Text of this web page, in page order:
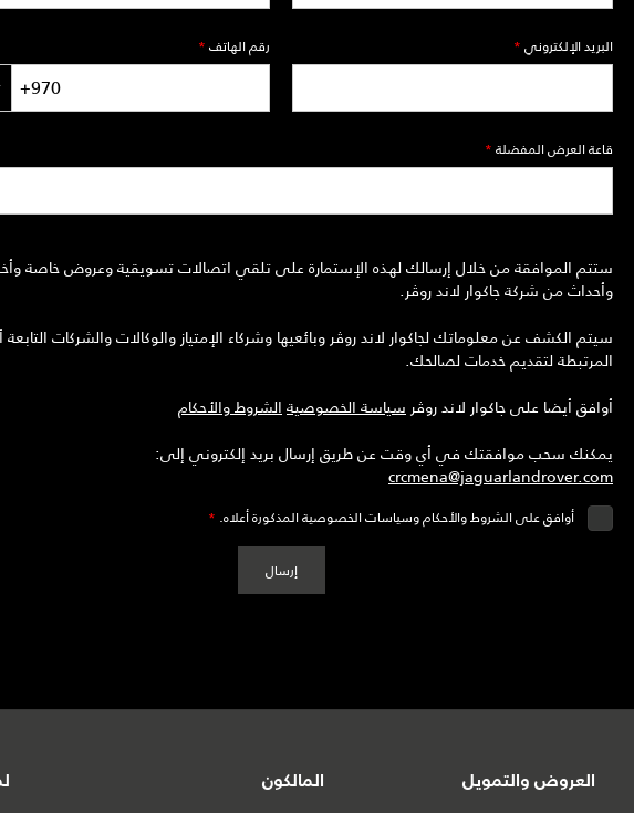
البريد الإلكتروني * رقم الهاتف *
قاعة العرض المفضلة *
ستتم الموافقة من خلال إرسالك لهذه الإستمارة على تلقي اتصالات تسويقية وعروض خاصة
وأحداث من شركة جاكوار لاند روڤر.
سيتم الكشف عن معلوماتك لجاكوار لاند روڤر وبائعيها وشركاء الإمتياز والوكالات والشركات التابعة
المرتبطة لتقديم خدمات لصالحك.
أوافق أيضا على جاكوار لاند روڤر سياسة الخصوصية الشروط والأحكام
يمكنك سحب موافقتك في أي وقت عن طريق إرسال بريد إلكتروني إلى:
crcmena@jaguarlandrover.com
أوافق على الشروط والأحكام وسياسات الخصوصية المذكورة أعلاه. *
العروض والتمويل المالكون